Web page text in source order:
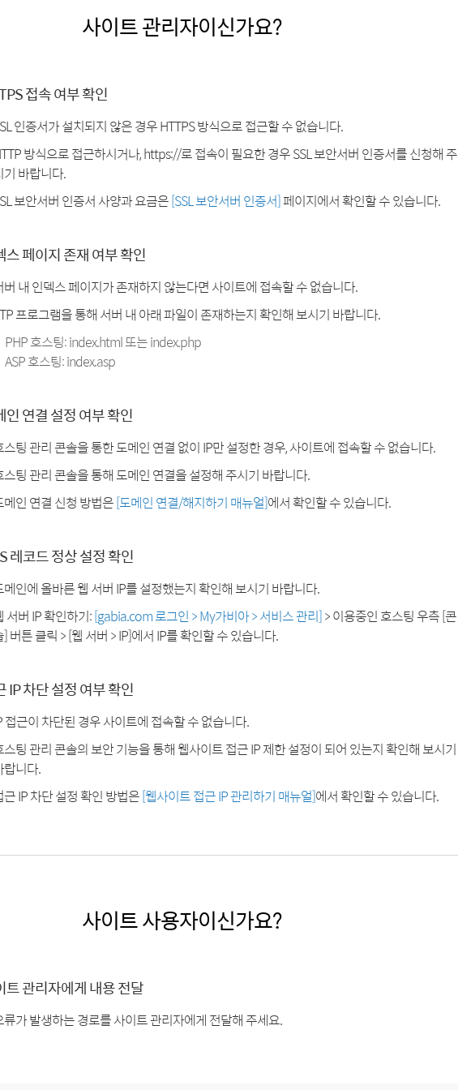
사이트 관리자이신가요?
접속 여부 확인
인증서가 설치되지 않은 경우 HTTPS 방식으로 접근할 수 없습니다.
방식으로 접근하시거나, https://로 접속이 필요한 경우 SSL 보안서버 인증서를 신청해 주
기 바랍니다.
보안서버 인증서 사양과 요금은[SSL 보안서버 인증서]페이지에서 확인할 수 있습니다.
스 페이지 존재 여부 확인
버 내 인덱스 페이지가 존재하지 않는다면 사이트에 접속할 수 없습니다.
프로그램을 통해 서버 내 아래 파일이 존재하는지 확인해 보시기 바랍니다.
PHP 호스팅: index.html 또는 index.php
ASP 호스팅: index.asp
인 연결 설정 여부 확인
스팅 관리 콘솔을 통한 도메인 연결 없이 IP만 설정한 경우, 사이트에 접속할 수 없습니다.
스팅 관리 콘솔을 통해 도메인 연결을 설정해 주시기 바랍니다.
메인 연결 신청 방법은[도메인 연결/해지하기 매뉴얼]에서 확인할 수 있습니다.
레코드 정상 설정 확인
메인에 올바른 웹 서버 IP를 설정했는지 확인해 보시기 바랍니다.
서버 IP 확인하기:[gabia.com 로그인 > My가비아 > 서비스 관리]> 이용중인 호스팅 우측 [콘
] 버튼 클릭 > [웹 서버 > IP]에서 IP를 확인할 수 있습니다.
IP 차단 설정 여부 확인
접근이 차단된 경우 사이트에 접속할 수 없습니다.
스팅 관리 콘솔의 보안 기능을 통해 웹사이트 접근 IP 제한 설정이 되어 있는지 확인해 보시기
랍니다.
근 IP 차단 설정 확인 방법은[웹사이트 접근 IP 관리하기 매뉴얼]에서 확인할 수 있습니다.
사이트 사용자이신가요?
트 관리자에게 내용 전달
류가 발생하는 경로를 사이트 관리자에게 전달해 주세요.